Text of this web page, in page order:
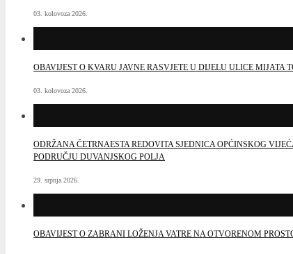
03. kolovoza 2026.
OBAVIJEST O KVARU JAVNE RASVJETE U DIJELU ULICE MIJATA
03. kolovoza 2026.
ODRŽANA ČETRNAESTA REDOVITA SJEDNICA OPĆINSKOG
PODRUČJU DUVANJSKOG POLJA
29. srpnja 2026.
OBAVIJEST O ZABRANI LOŽENJA VATRE NA OTVORENOM